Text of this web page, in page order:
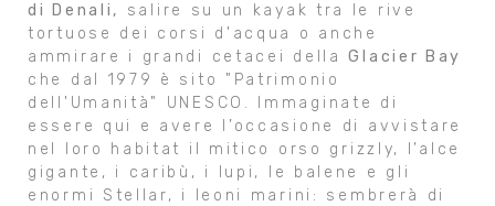
di Denali,
salire su un kayak tra le rive
tortuose dei corsi d'acqua o anche
ammirare i grandi cetacei dellaGlacier Bay
che dal 1979 è sito "Patrimonio
dell'Umanità" UNESCO. Immaginate di
essere qui e avere l’occasione di avvistare
nel loro habitat il mitico orso grizzly, l’alce
gigante, i caribù, i lupi, le balene e gli
enormi Stellar, i leoni marini: sembrerà di